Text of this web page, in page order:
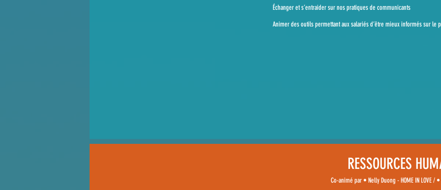
Échanger et s’entraider sur nos pratiques de communicants
Animer des outils permettant aux salariés d’être mieux informés sur le
RESSOURCES
Co-animé par • Nelly Duong - HOME IN LOVE /